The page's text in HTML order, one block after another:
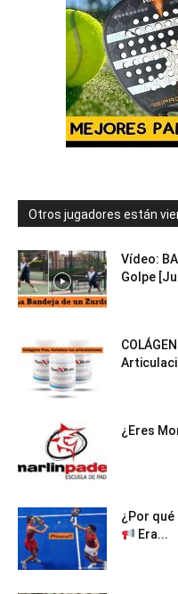
Otros jugadores están
Vídeo:
Golpe
¿Eres
¿Por qué
Era...